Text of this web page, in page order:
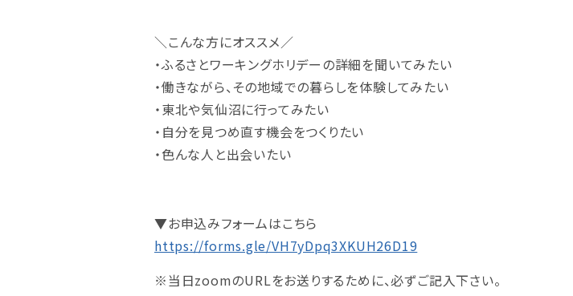
＼こんな方にオススメ／
・ふるさとワーキングホリデーの詳細を聞いてみたい
・働きながら、その地域での暮らしを体験してみたい
・東北や気仙沼に行ってみたい
・自分を見つめ直す機会をつくりたい
・色んな人と出会いたい
▼お申込みフォームはこちら
https://forms.gle/VH7yDpq3XKUH26D19
※当日zoomのURLをお送りするために、必ずご記入下さい。